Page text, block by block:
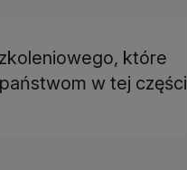
które
w tej części